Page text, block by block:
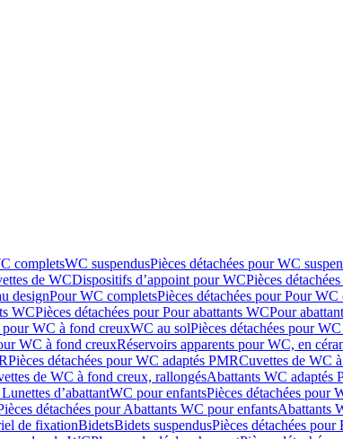
completsWC suspendusPièces détachées pour WC
de WCDispositifs d’appoint pour WCPièces
designPour WC completsPièces détachées pour Pour WC
WCPièces détachées pour Pour abattants WCPour
pour WC à fond creuxWC au solPièces détachées pour
WC à fond creuxRéservoirs apparents pour WC, en
Pièces détachées pour WC adaptés PMRCuvettes de WC
de WC à fond creux, rallongésAbattants WC adaptés
d’abattantWC pour enfantsPièces détachées pour
détachées pour Abattants WC pour enfantsAbattants
de fixationBidetsBidets suspendusPièces détachées pour